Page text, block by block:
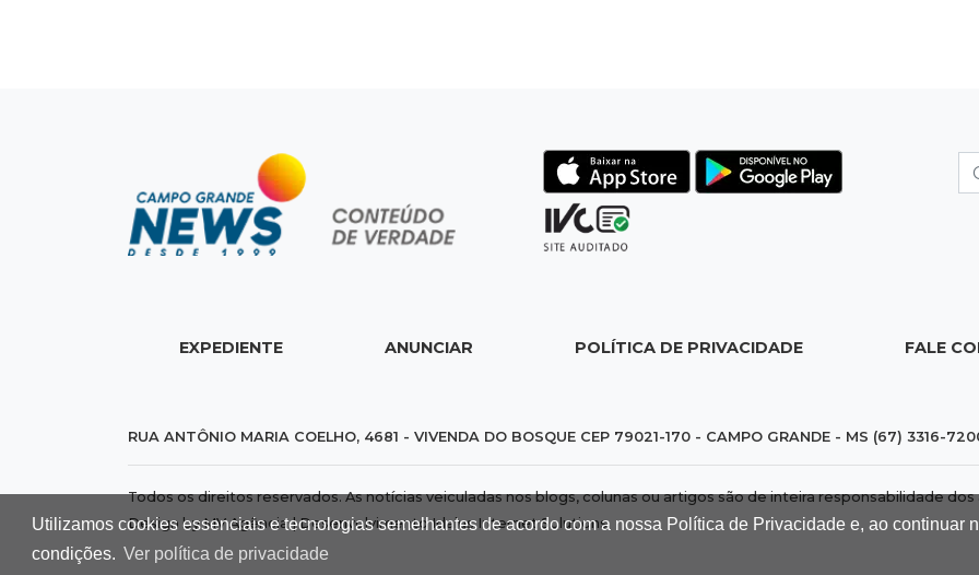
Utilizamos cookies essenciais e tecnologias semelhantes de acordo com a nossa Política de Privacidade e, ao continuar
condições. Ver política de privacidade
EXPEDIENTE ANUNCIAR POLÍTICA DE PRIVACIDADE FALE
RUA ANTÔNIO MARIA COELHO, 4681 - VIVENDA DO BOSQUE CEP 79021-170 - CAMPO GRANDE - MS (67) 3316-
Todos os direitos reservados. As notícias veiculadas nos blogs, colunas ou artigos são de inteira responsabilidade
Design by MV Agência | DesenvolvimentoIdalus Internet Solutions.